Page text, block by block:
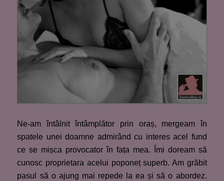
Ne-am întâlnit întâmplător prin oraș, mergeam în
spatele unei doamne admirând cu interes acel fund
ce se mișca provocator în fața mea. Îmi doream să
cunosc proprietara acelui poponeț superb. Am grăbit
pasul să o ajung mai repede la ea și să o abordez.